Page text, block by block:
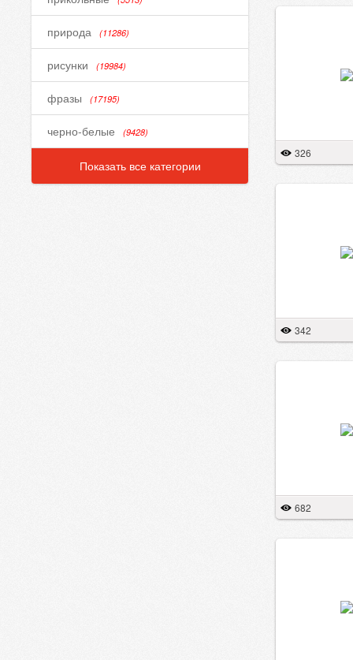
природа (11286)
рисунки (19984)
фразы (17195)
черно-белые (9428)
Показать все категории
326
342
682